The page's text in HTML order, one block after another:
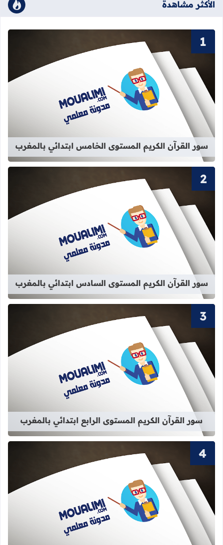
الأكثر مشاهدة
قراءة المزيد عن سور القرآن
سور القرآن الكريم المستوى الخامس ابتدائي بالمغرب
قراءة المزيد عن سور القرآن
سور القرآن الكريم المستوى السادس ابتدائي بالمغرب
قراءة المزيد عن سور القرآن الكريم
سور القرآن الكريم المستوى الرابع ابتدائي بالمغرب
قراءة المزيد عن سور القرآن الكريم